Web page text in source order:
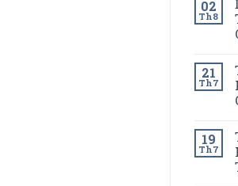
02
Th8
21
Th7
19
Th7